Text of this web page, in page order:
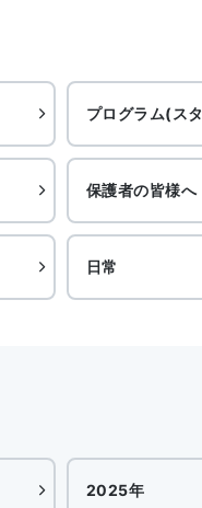
プログラム(ス
保護者の皆様へ
日常
2025年